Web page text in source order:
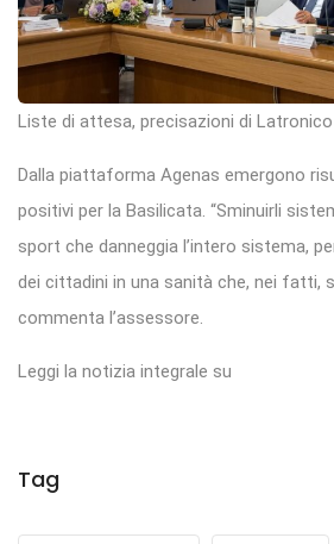
Liste di attesa, precisazioni di Latronico
Dalla piattaforma Agenas emergono
positivi per la Basilicata. “Sminuirli
sport che danneggia l’intero sistema,
dei cittadini in una sanità che, nei fatti,
commenta l’assessore.
Leggi la notizia integrale su
Tag